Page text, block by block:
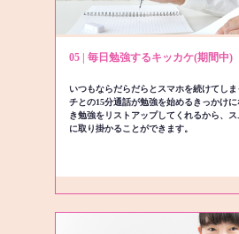
05 | 毎日勉強するキッカケ(期間中)
いつもならだらだらとスマホを続けてし
チとの15分通話が勉強を始めるきっかけ
き勉強をリストアップしてくれるから、
に取り掛かることができます。